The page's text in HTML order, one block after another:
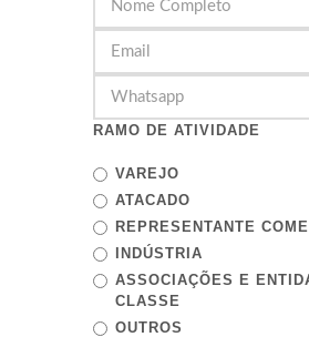
RAMO DE ATIVIDADE
VAREJO
ATACADO
REPRESENTANTE
INDÚSTRIA
ASSOCIAÇÕES E
CLASSE
OUTROS